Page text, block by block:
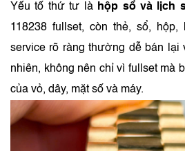
Yếu tố thứ tư là hộp sổ và lịch
118238 fullset, còn thẻ, sổ,
service rõ ràng thường dễ bán lại
nhiên, không nên chỉ vì fullset mà
của vỏ, dây, mặt số và máy.